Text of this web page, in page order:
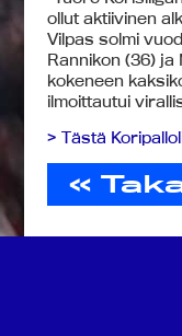
ollut aktiivinen
Vilpas solmi
Rannikon (36)
kokeneen
ilmoittautui
> Tästä
«